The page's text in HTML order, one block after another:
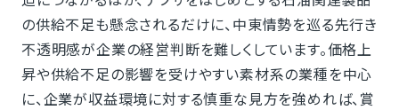
の供給不足も懸念されるだけに、中東情勢を巡る先行き
不透明感が企業の経営判断を難しくしています。価格上
昇や供給不足の影響を受けやすい素材系の業種を中心
に、企業が収益環境に対する慎重な見方を強めれば、賞